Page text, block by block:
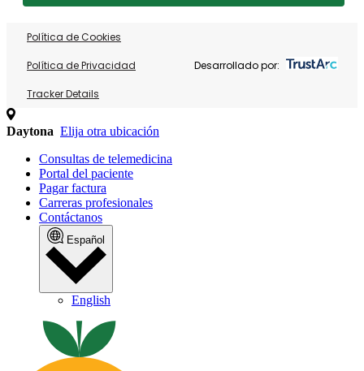
Política de Cookies
Política de Privacidad
Tracker Details
Desarrollado por:
Daytona Elija otra ubicación
Consultas de telemedicina
Portal del paciente
Pagar factura
Carreras profesionales
Contáctanos
Español
English